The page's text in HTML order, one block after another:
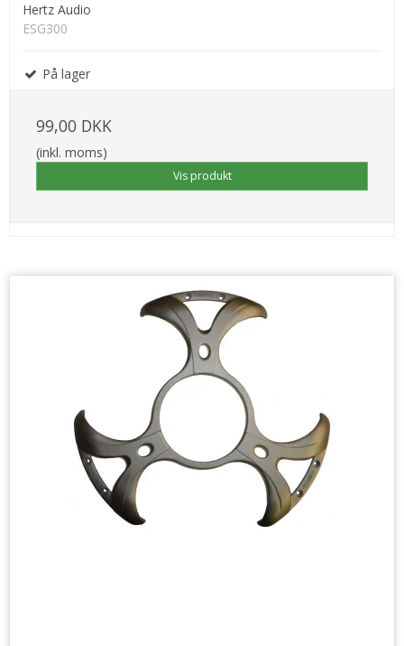
Hertz Audio
ESG300
På lager
99,00 DKK
(inkl. moms)
Vis produkt